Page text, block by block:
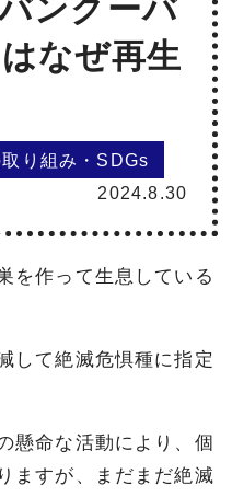
ンクーバ
なぜ再生
り組み・SDGs
2024.8.30
を作って生息している
して絶滅危惧種に指定
懸命な活動により、個
ますが、まだまだ絶滅